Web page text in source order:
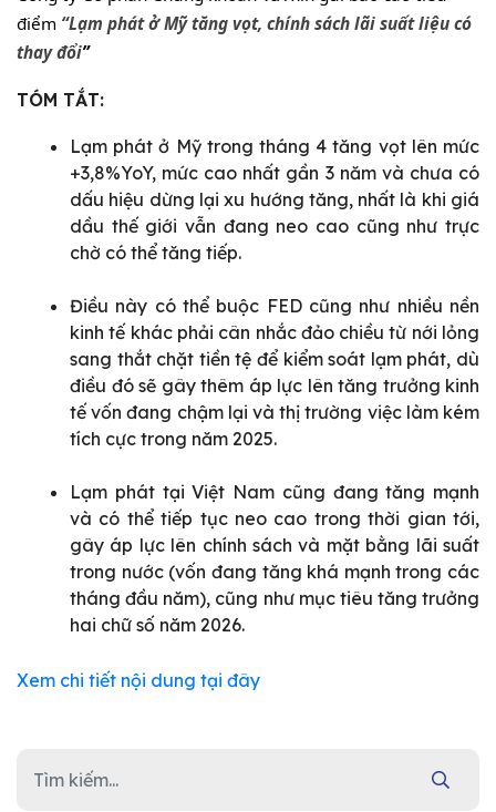
điểm “Lạm phát ở Mỹ tăng vọt, chính sách lãi suất liệu có
thay đổi”
TÓM TẮT:
Lạm phát ở Mỹ trong tháng 4 tăng vọt lên mức
+3,8%YoY, mức cao nhất gần 3 năm và chưa có
dấu hiệu dừng lại xu hướng tăng, nhất là khi giá
dầu thế giới vẫn đang neo cao cũng như trực
chờ có thể tăng tiếp.
Điều này có thể buộc FED cũng như nhiều nền
kinh tế khác phải cân nhắc đảo chiều từ nới lỏng
sang thắt chặt tiền tệ để kiểm soát lạm phát, dù
điều đó sẽ gây thêm áp lực lên tăng trưởng kinh
tế vốn đang chậm lại và thị trường việc làm kém
tích cực trong năm 2025.
Lạm phát tại Việt Nam cũng đang tăng mạnh
và có thể tiếp tục neo cao trong thời gian tới,
gây áp lực lên chính sách và mặt bằng lãi suất
trong nước (vốn đang tăng khá mạnh trong các
tháng đầu năm), cũng như mục tiêu tăng trưởng
hai chữ số năm 2026.
Xem chi tiết nội dung tại đây